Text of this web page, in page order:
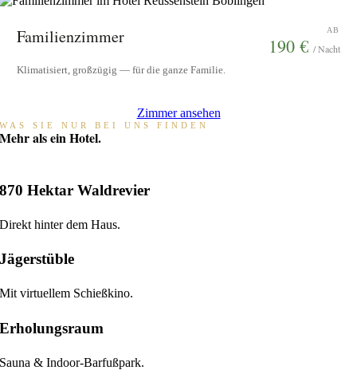
Familienzimmer AB
190 € / Nacht
Klimatisiert, großzügig — für die ganze Familie.
Zimmer ansehen
WAS SIE NUR BEI UNS FINDEN
Mehr als ein Hotel.
870 Hektar Waldrevier
Direkt hinter dem Haus.
Jägerstüble
Mit virtuellem Schießkino.
Erholungsraum
Sauna & Indoor-Barfußpark.